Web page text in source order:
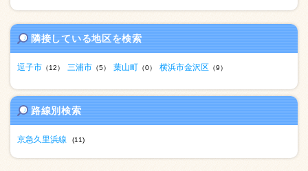
隣接している地区を検索
逗子市 （12） 三浦市 （5） 葉山町 （0） 横浜市金沢区 （9）
路線別検索
京急久里浜線 (11)